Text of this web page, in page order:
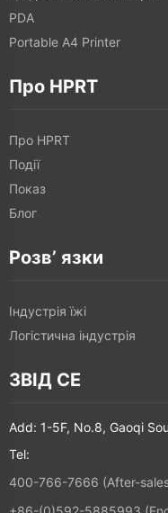
PDA
Portable A4 Printer
Про HPRT
Про HPRT
Події
Показ
Блог
Розв’ язки
Індустрія їжі
Логістична індустрія
ЗВІД СЕ
Add: 1-5F, No.8, Gaoqi
Tel:
400-766-7666 (After-